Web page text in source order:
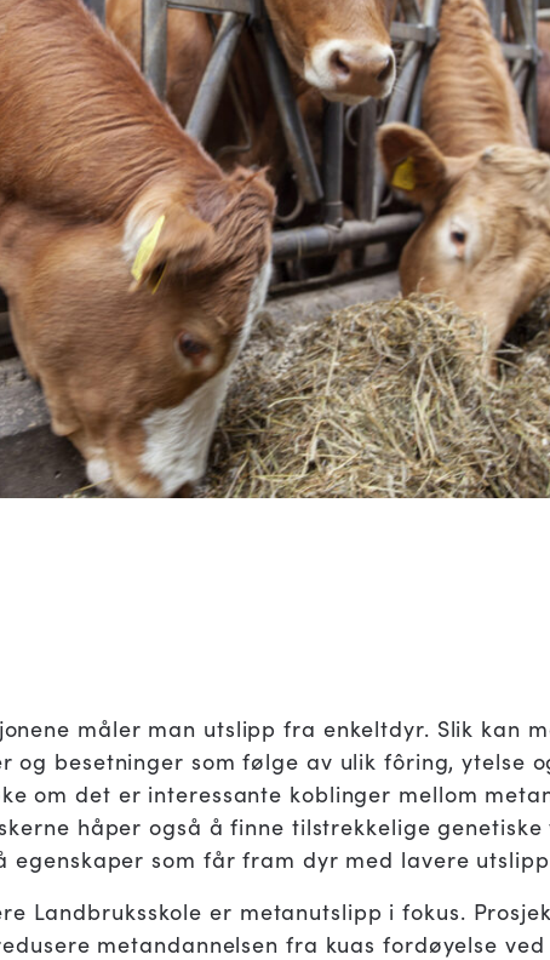
måler man utslipp fra enkeltdyr. Slik kan
og besetninger som følge av ulik fôring, ytelse
om det er interessante koblinger mellom
håper også å finne tilstrekkelige genetiske
egenskaper som får fram dyr med lavere
Landbruksskole er metanutslipp i fokus.
metandannelsen fra kuas fordøyelse